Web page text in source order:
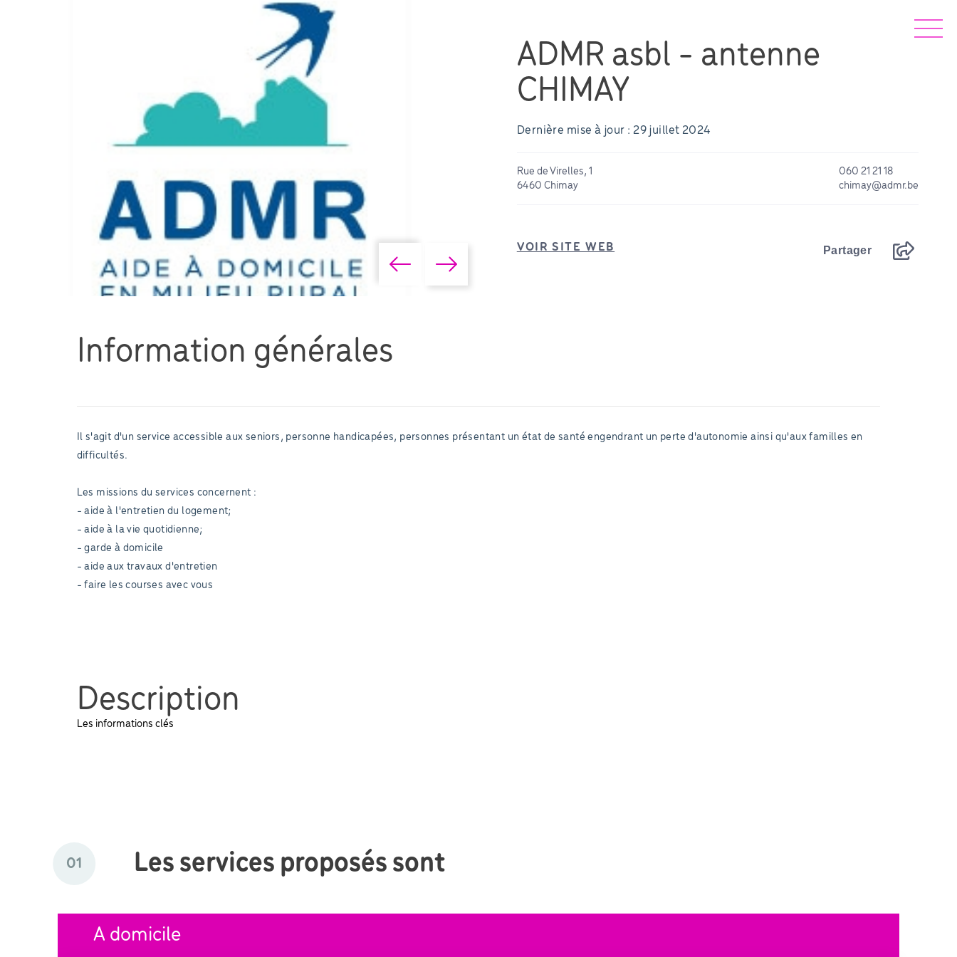
ADMR asbl - antenne
CHIMAY
Dernière mise à jour : 29 juillet 2024
Rue de Virelles, 1
6460 Chimay
060 21 21 18
chimay@admr.be
VOIR SITE WEB Partager
Information générales
Il s'agit d'un service accessible aux seniors, personne handicapées, personnes présentant un état de santé engendrant un perte d'autonomie ainsi qu'aux familles en
difficultés.
Les missions du services concernent :
- aide à l'entretien du logement;
- aide à la vie quotidienne;
- garde à domicile
- aide aux travaux d'entretien
- faire les courses avec vous
Description
Les informations clés
01 Les services proposés sont
A domicile